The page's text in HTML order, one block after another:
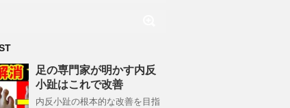
足の専門家が明かす内反
小趾はこれで改善
内反小趾の根本的な改善を目指